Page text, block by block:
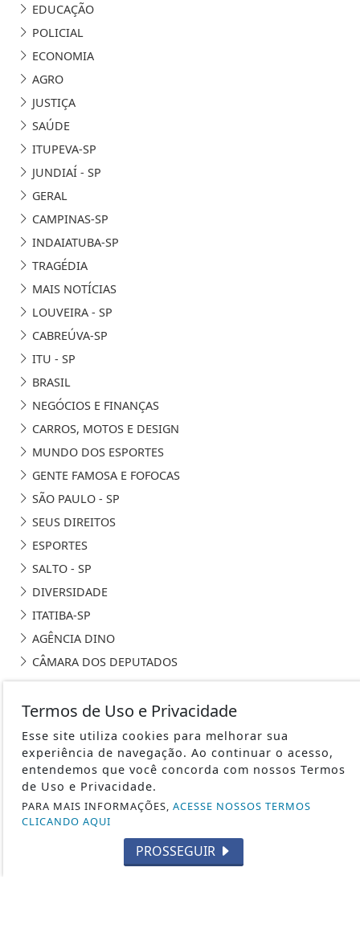
EDUCAÇÃO
POLICIAL
ECONOMIA
AGRO
JUSTIÇA
SAÚDE
ITUPEVA-SP
JUNDIAÍ - SP
GERAL
CAMPINAS-SP
INDAIATUBA-SP
TRAGÉDIA
MAIS NOTÍCIAS
LOUVEIRA - SP
CABREÚVA-SP
ITU - SP
BRASIL
NEGÓCIOS E FINANÇAS
CARROS, MOTOS E DESIGN
MUNDO DOS ESPORTES
GENTE FAMOSA E FOFOCAS
SÃO PAULO - SP
SEUS DIREITOS
ESPORTES
SALTO - SP
DIVERSIDADE
ITATIBA-SP
AGÊNCIA DINO
CÂMARA DOS DEPUTADOS
JHN - DESDE 2010 / CNPJ Nº 12.849.889/0001-65 - TODOS OS
DIREITOS RESERVADOS
TERMOS DE USO E PRIVACIDADE
SOBRE
Termos de Uso e Privacidade
Esse site utiliza cookies para melhorar sua
experiência de navegação. Ao continuar o acesso,
entendemos que você concorda com nossos Termos
de Uso e Privacidade.
PARA MAIS INFORMAÇÕES, ACESSE NOSSOS TERMOS
CLICANDO AQUI
PROSSEGUIR